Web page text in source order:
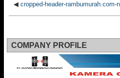
◀ cropped-header-rambumurah.com-
COMPANY PROFILE